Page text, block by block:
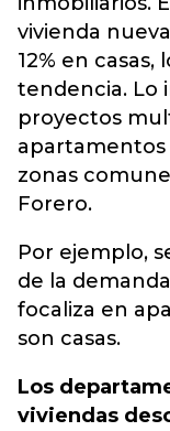
vivienda
12% en
tendencia. Lo
proyectos
apartamentos
zonas
Forero.
Por ejemplo,
de la
focaliza en
son casas.
Los
viviendas